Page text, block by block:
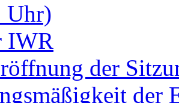
Uhr)
IWR
der
der